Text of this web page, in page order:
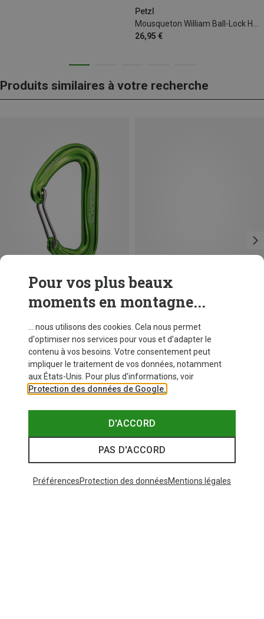
Petzl
26,95 €
Produits similaires à votre recherche
Vous économisez 26%
Petzl
26,95 €
BALL-LOCK
Pour vos plus beaux
moments en montagne...
... nous utilisons des cookies. Cela nous permet
d'optimiser nos services pour vous et d'adapter le
contenu à vos besoins. Votre consentement peut
impliquer le traitement de vos données, notamment
aux États-Unis. Pour plus d'informations, voir
Protection des données de Google.
D'ACCORD
PAS D'ACCORD
PréférencesProtection des donnéesMentions légales